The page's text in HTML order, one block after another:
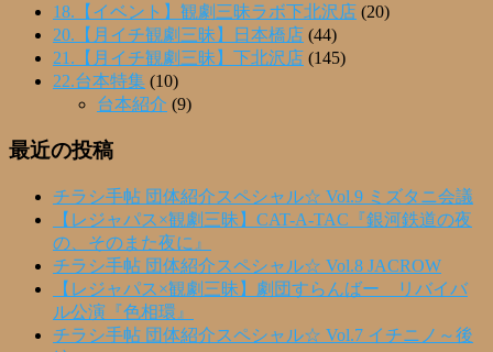
18.【イベント】観劇三昧ラボ下北沢店 (20)
20.【月イチ観劇三昧】日本橋店 (44)
21.【月イチ観劇三昧】下北沢店 (145)
22.台本特集 (10)
台本紹介 (9)
最近の投稿
チラシ手帖 団体紹介スペシャル☆ Vol.9 ミズタニ会議
【レジャパス×観劇三昧】CAT-A-TAC『銀河鉄道の夜
の、そのまた夜に』
チラシ手帖 団体紹介スペシャル☆ Vol.8 JACROW
【レジャパス×観劇三昧】劇団すらんばー リバイバ
ル公演『色相環』
チラシ手帖 団体紹介スペシャル☆ Vol.7 イチニノ～後